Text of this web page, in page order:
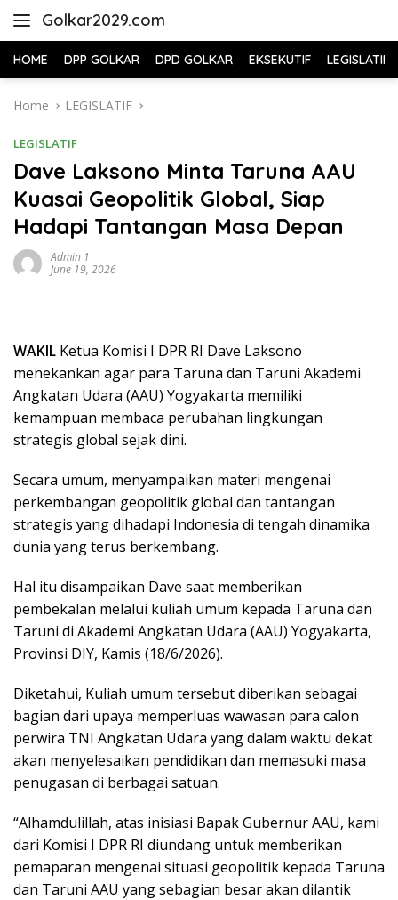
Golkar2029.com
HOME DPP GOLKAR DPD GOLKAR EKSEKUTIF LEGISLATIF
Home LEGISLATIF
LEGISLATIF
Dave Laksono Minta Taruna AAU
Kuasai Geopolitik Global, Siap
Hadapi Tantangan Masa Depan
Admin 1
June 19, 2026
WAKIL Ketua Komisi I DPR RI Dave Laksono
menekankan agar para Taruna dan Taruni Akademi
Angkatan Udara (AAU) Yogyakarta memiliki
kemampuan membaca perubahan lingkungan
strategis global sejak dini.
Secara umum, menyampaikan materi mengenai
perkembangan geopolitik global dan tantangan
strategis yang dihadapi Indonesia di tengah dinamika
dunia yang terus berkembang.
Hal itu disampaikan Dave saat memberikan
pembekalan melalui kuliah umum kepada Taruna dan
Taruni di Akademi Angkatan Udara (AAU) Yogyakarta,
Provinsi DIY, Kamis (18/6/2026).
Diketahui, Kuliah umum tersebut diberikan sebagai
bagian dari upaya memperluas wawasan para calon
perwira TNI Angkatan Udara yang dalam waktu dekat
akan menyelesaikan pendidikan dan memasuki masa
penugasan di berbagai satuan.
“Alhamdulillah, atas inisiasi Bapak Gubernur AAU, kami
dari Komisi I DPR RI diundang untuk memberikan
pemaparan mengenai situasi geopolitik kepada Taruna
dan Taruni AAU yang sebagian besar akan dilantik